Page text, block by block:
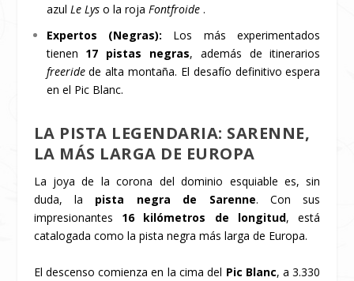
azul Le Lyso la roja Fontfroide.
Expertos (Negras): Los más experimentados
tienen 17 pistas negras, además de itinerarios
freeridede alta montaña. El desafío definitivo espera
en el Pic Blanc.
LA PISTA LEGENDARIA: SARENNE,
LA MÁS LARGA DE EUROPA
La joya de la corona del dominio esquiable es, sin
duda, la pista negra de Sarenne. Con sus
impresionantes 16 kilómetros de longitud, está
catalogada como la pista negra más larga de Europa.
El descenso comienza en la cima del Pic Blanc, a 3.330